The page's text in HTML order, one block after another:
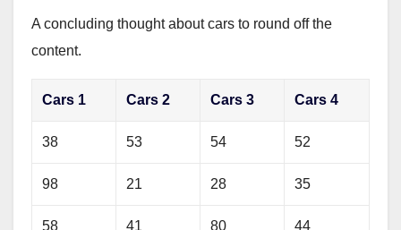
A concluding thought about cars to round off the
content.
Cars 1 Cars 2 Cars 3 Cars 4
38 53 54 52
98 21 28 35
58 41 80 44